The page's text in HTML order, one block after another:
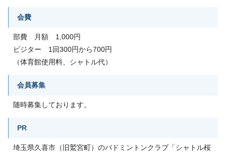
会費
部費 月額 1,000円
ビジター 1回300円から700円
（体育館使用料、シャトル代）
会員募集
随時募集しております。
PR
埼玉県久喜市（旧鷲宮町）のバドミントンクラブ「シャトル桜